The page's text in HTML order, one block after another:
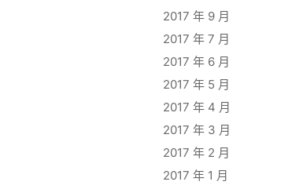
2017 年 9 月
2017 年 7 月
2017 年 6 月
2017 年 5 月
2017 年 4 月
2017 年 3 月
2017 年 2 月
2017 年 1 月